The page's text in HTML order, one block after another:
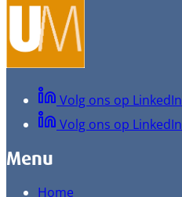
Volg ons op LinkedIn
Volg ons op LinkedIn
Menu
Home